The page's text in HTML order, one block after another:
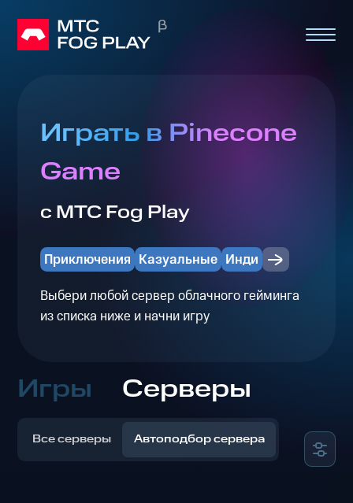
Играть в Pinecone
Game
с МТС Fog Play
Приключения Казуальные Инди
Выбери любой сервер облачного гейминга
из списка ниже и начни игру
Игры Серверы
Все серверы Автоподбор сервера